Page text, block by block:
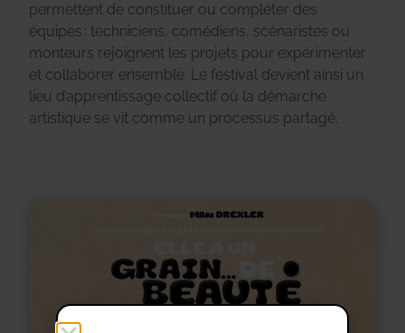
permettent de constituer ou compléter des
équipes : techniciens, comédiens, scénaristes ou
monteurs rejoignent les projets pour expérimenter
et collaborer ensemble. Le festival devient ainsi un
lieu d’apprentissage collectif où la démarche
artistique se vit comme un processus partagé.